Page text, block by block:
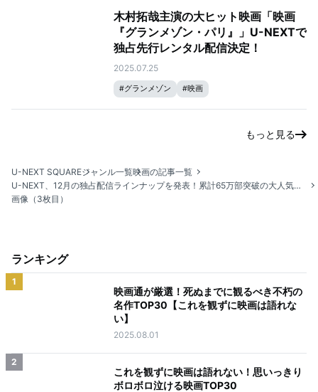
木村拓哉主演の大ヒット映画「映画
『グランメゾン・パリ』」U-NEXTで
独占先行レンタル配信決定！
2025.07.25
#グランメゾン #映画
もっと見る
U-NEXT SQUAREジャンル一覧映画の記事一覧
U-NEXT、12月の独占配信ラインナップを発表！累計65万部突破の大人気小説を映画化『交換ウソ日記』、ジャパニーズ・ホラーの巨匠・清水崇監督最新作『ミンナのウタ』、森達也監督初の劇映画『福田村事件』など、計13作品がラインナップ
画像（3枚目）
ランキング
1
映画通が厳選！死ぬまでに観るべき不朽の
名作TOP30【これを観ずに映画は語れな
い】
2025.08.01
2
これを観ずに映画は語れない！思いっきり
ボロボロ泣ける映画TOP30